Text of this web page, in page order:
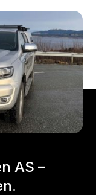
AS –